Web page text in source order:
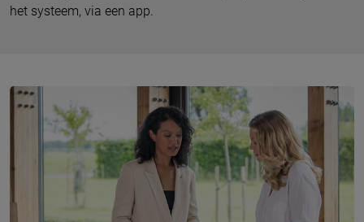
het systeem, via een app.